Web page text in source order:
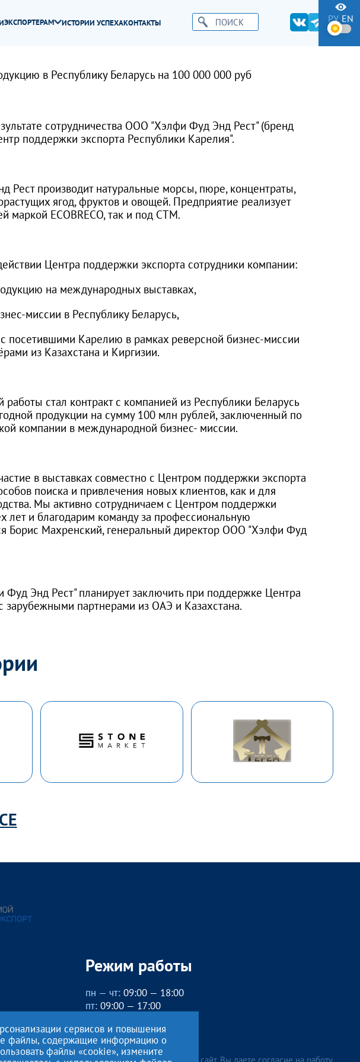
ЭКСПОРТЕРАМ ИСТОРИИ УСПЕХАКОНТАКТЫ РУ EN
в Республику Беларусь на 100 000 000 руб
сотрудничества ООО "Хэлфи Фуд Энд Рест" (бренд
поддержки экспорта Республики Карелия".
Рест производит натуральные морсы, пюре, концентраты,
ягод, фруктов и овощей. Предприятие реализует
маркой ECOBRECO, так и под СТМ.
Центра поддержки экспорта сотрудники компании:
на международных выставках,
миссии в Республику Беларусь,
посетившими Карелию в рамках реверсной бизнес-миссии
из Казахстана и Киргизии.
работы стал контракт с компанией из Республики Беларусь
продукции на сумму 100 млн рублей, заключенный по
компании в международной бизнес- миссии.
в выставках совместно с Центром поддержки экспорта
поиска и привлечения новых клиентов, как и для
Мы активно сотрудничаем с Центром поддержки
лет и благодарим команду за профессиональную
Борис Махренский, генеральный директор ООО "Хэлфи Фуд
Энд Рест" планирует заключить при поддержке Центра
зарубежными партнерами из ОАЭ и Казахстана.
Режим работы
пн — чт: 09:00 — 18:00
пт: 09:00 — 17:00
сб, вс— выходные
сервисов и повышения
файлы, содержащие информацию о
файлы «cookie», измените